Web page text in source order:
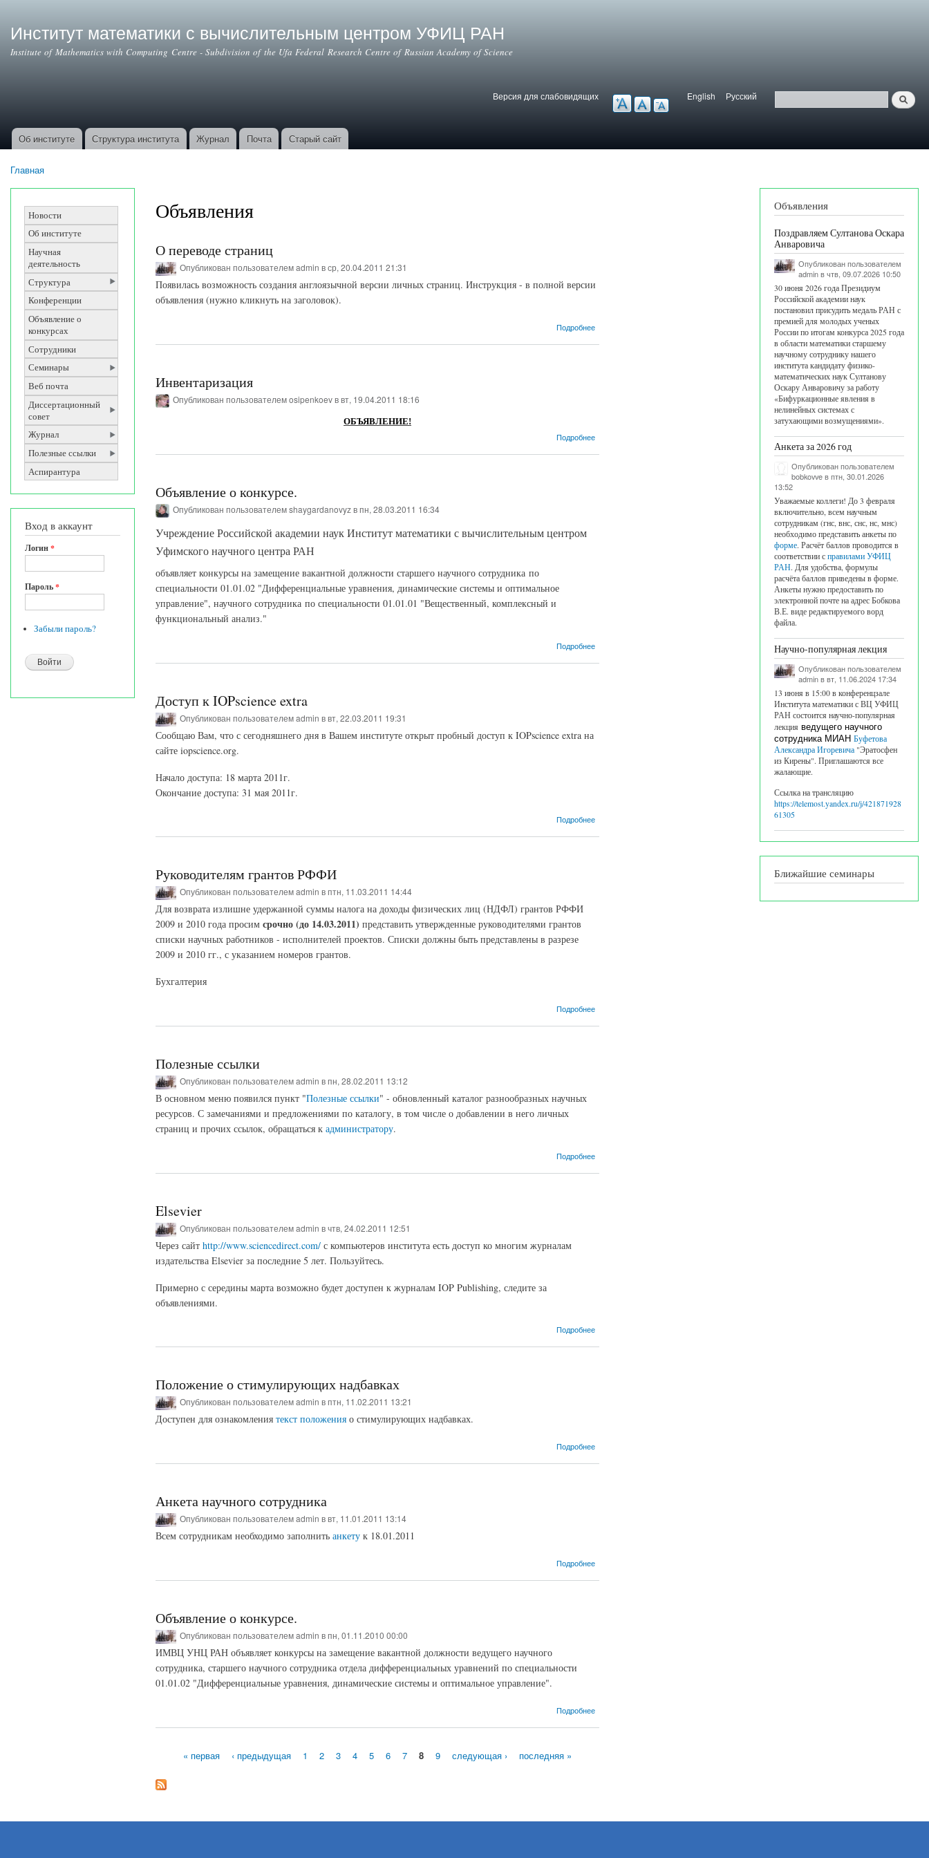
содержанию
Институт математики с вычислительным центром УФИЦ РАН
Institute of Mathematics with Computing Centre - Subdivision of the Ufa Federal Research Centre of Russian Academy of Science
Версия для слабовидящих
Версия для слабовидящих
Версия для слабовидящих
Язык
English Русский
Поиск
Найти
Основные ссылки
Об институте Структура института Журнал Почта Старый сайт
Главная
Новости
Об институте
Научная
деятельность
Структура
Конференции
Объявление о
конкурсах
Сотрудники
Семинары
Веб почта
Диссертационный
совет
Журнал
Полезные ссылки
Аспирантура
Вход в аккаунт
Логин*
Пароль*
Забыли пароль?
Объявления
О переводе страниц
Опубликован пользователемadmin в ср, 20.04.2011 21:31
Появилась возможность создания англоязычной версии личных страниц. Инструкция - в полной версии
объявления (нужно кликнуть на заголовок).
Подробнее
Инвентаризация
Опубликован пользователемosipenkoevв вт, 19.04.2011 18:16
ОБЪЯВЛЕНИЕ!
Подробнее
Объявление о конкурсе.
Опубликован пользователемshaygardanovyzв пн, 28.03.2011 16:34
Учреждение Российской академии наук Институт математики с вычислительным центром
Уфимского научного центра РАН
объявляет конкурсы на замещение вакантной должности старшего научного сотрудника по
специальности 01.01.02 "Дифференциальные уравнения, динамические системы и оптимальное
управление", научного сотрудника по специальности 01.01.01 "Вещественный, комплексный и
функциональный анализ."
Подробнее
Доступ к IOPscience extra
Опубликован пользователемadmin в вт, 22.03.2011 19:31
Сообщаю Вам, что с сегодняшнего дня в Вашем институте открыт пробный доступ к IOPscience extra на
сайте iopscience.org.
Начало доступа: 18 марта 2011г.
Окончание доступа: 31 мая 2011г.
Подробнее
Руководителям грантов РФФИ
Опубликован пользователемadmin в птн, 11.03.2011 14:44
Для возврата излишне удержанной суммы налога на доходы физических лиц (НДФЛ) грантов РФФИ
2009 и 2010 года просим срочно (до 14.03.2011) представить утвержденные руководителями грантов
списки научных работников - исполнителей проектов. Списки должны быть представлены в разрезе
2009 и 2010 гг., с указанием номеров грантов.
Бухгалтерия
Подробнее
Полезные ссылки
Опубликован пользователемadmin в пн, 28.02.2011 13:12
В основном меню появился пункт "Полезные ссылки" - обновленный каталог разнообразных научных
ресурсов. С замечаниями и предложениями по каталогу, в том числе о добавлении в него личных
страниц и прочих ссылок, обращаться к администратору.
Подробнее
Elsevier
Опубликован пользователемadmin в чтв, 24.02.2011 12:51
Через сайт http://www.sciencedirect.com/ с компьютеров института есть доступ ко многим журналам
издательства Elsevier за последние 5 лет. Пользуйтесь.
Примерно с середины марта возможно будет доступен к журналам IOP Publishing, следите за
объявлениями.
Подробнее
Положение о стимулирующих надбавках
Опубликован пользователемadmin в птн, 11.02.2011 13:21
Доступен для ознакомления текст положения о стимулирующих надбавках.
Подробнее
Анкета научного сотрудника
Опубликован пользователемadmin в вт, 11.01.2011 13:14
Всем сотрудникам необходимо заполнить анкету к 18.01.2011
Подробнее
Объявление о конкурсе.
Опубликован пользователемadmin в пн, 01.11.2010 00:00
ИМВЦ УНЦ РАН объявляет конкурсы на замещение вакантной должности ведущего научного
сотрудника, старшего научного сотрудника отдела дифференциальных уравнений по специальности
01.01.02 "Дифференциальные уравнения, динамические системы и оптимальное управление".
Подробнее
« первая ‹ предыдущая 1 2 3 4 5 6 7 8 9 следующая › последняя »
Объявления
Поздравляем Султанова Оскара
Анваровича
Опубликован пользователем
adminв чтв, 09.07.2026 10:50
30 июня 2026 года Президиум
Российской академии наук
постановил присудить медаль РАН с
премией для молодых ученых
России по итогам конкурса 2025 года
в области математики старшему
научному сотруднику нашего
института кандидату физико-
математических наук Султанову
Оскару Анваровичу за работу
«Бифуркационные явления в
нелинейных системах с
затухающими возмущениями».
Анкета за 2026 год
Опубликован пользователем
bobkovveв птн, 30.01.2026
13:52
Уважаемые коллеги! До 3 февраля
включительно, всем научным
сотрудникам (гнс, внс, снс, нс, мнс)
необходимо представить анкеты по
форме. Расчёт баллов проводится в
соответствии с правилами УФИЦ
РАН. Для удобства, формулы
расчёта баллов приведены в форме.
Анкеты нужно предоставить по
электронной почте на адрес Бобкова
В.Е. виде редактируемого ворд
файла.
Научно-популярная лекция
Опубликован пользователем
adminв вт, 11.06.2024 17:34
13 июня в 15:00 в конференцзале
Института математики с ВЦ УФИЦ
РАН состоится научно-популярная
лекция ведущего научного
сотрудника МИАН Буфетова
Александра Игоревича "Эратосфен
из Кирены". Приглашаются все
жалающие.
Ссылка на трансляцию
https://telemost.yandex.ru/j/421871928
61305
Ближайшие семинары